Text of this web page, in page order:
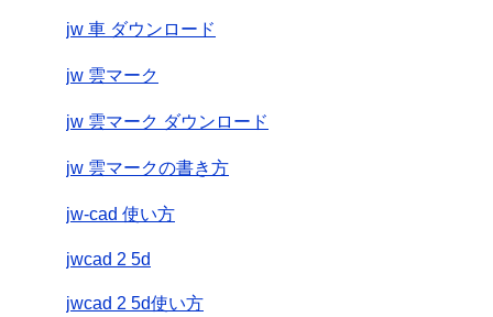
jw 車 ダウンロード
jw 雲マーク
jw 雲マーク ダウンロード
jw 雲マークの書き方
jw-cad 使い方
jwcad 2 5d
jwcad 2 5d使い方